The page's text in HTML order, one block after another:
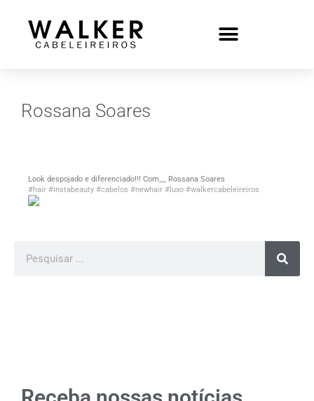
Rossana Soares
Look despojado e diferenciado!!! Com__ Rossana Soares
#hair #instabeauty #cabelos #newhair #luxo #walkercabeleireiros